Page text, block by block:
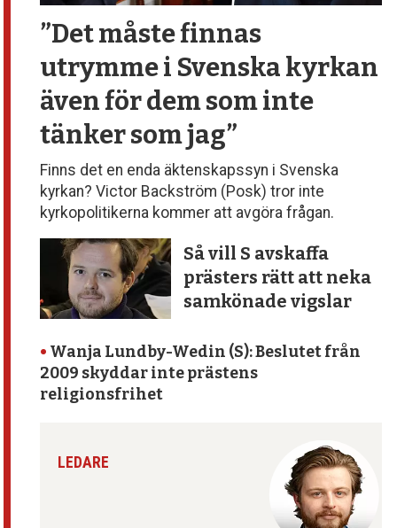
”Det måste finnas
utrymmei Svenska kyrkan
även för demsom inte
tänker som jag”
Finns det en enda äktenskapssyn i Svenska
kyrkan? Victor Backström (Posk) tror inte
kyrkopolitikerna kommer att avgöra frågan.
Så vill S avskaffa
prästers rätt att neka
samkönade vigslar
• Wanja Lundby-Wedin (S): Beslutet från
2009 skyddar inte prästens
religionsfrihet
LEDARE